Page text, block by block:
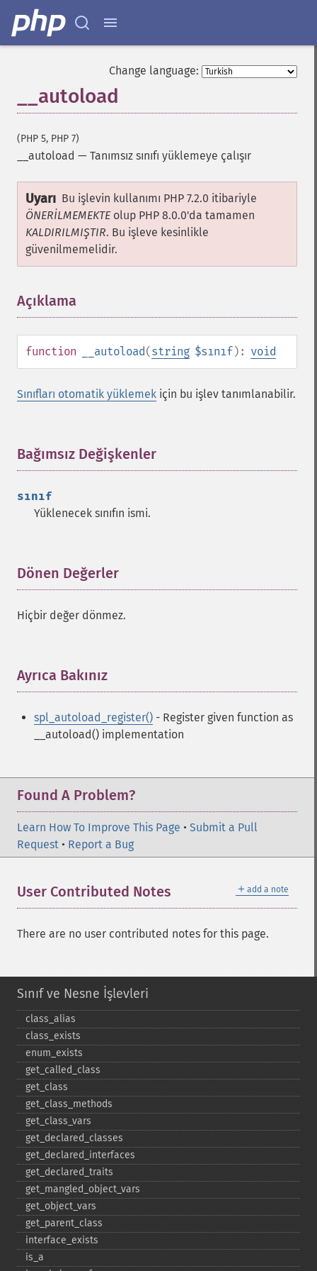
Change language:
__autoload
(PHP 5, PHP 7)
__autoload — Tanımsız sınıfı yüklemeye çalışır
Uyarı Bu işlevin kullanımı PHP 7.2.0 itibariyle
ÖNERİLMEMEKTEolup PHP 8.0.0'da tamamen
KALDIRILMIŞTIR. Bu işleve kesinlikle
güvenilmemelidir.
Açıklama
function __autoload(string $sınıf): void
Sınıfları otomatik yüklemek için bu işlev tanımlanabilir.
Bağımsız Değişkenler
sınıf
Yüklenecek sınıfın ismi.
Dönen Değerler
Hiçbir değer dönmez.
Ayrıca Bakınız
spl_autoload_register() - Register given function as
__autoload() implementation
Found A Problem?
Learn How To Improve This Page • Submit a Pull
Request • Report a Bug
＋ add a note
User Contributed Notes
There are no user contributed notes for this page.
Sınıf ve Nesne İşlevleri
class_​alias
class_​exists
enum_​exists
get_​called_​class
get_​class
get_​class_​methods
get_​class_​vars
get_​declared_​classes
get_​declared_​interfaces
get_​declared_​traits
get_​mangled_​object_​vars
get_​object_​vars
get_​parent_​class
interface_​exists
is_​a